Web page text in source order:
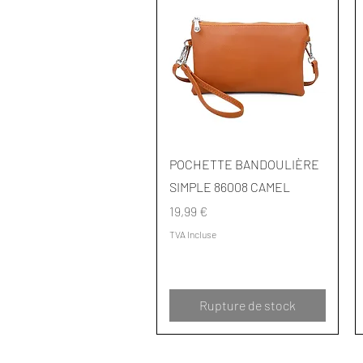
Aperçu rapide
POCHETTE BANDOULIÈRE
SIMPLE 86008 CAMEL
Prix
19,99 €
TVA Incluse
Rupture de stock